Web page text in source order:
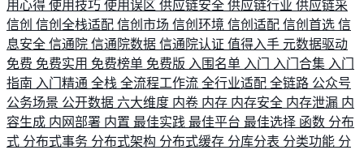
用心得 使用技巧 使用误区 供应链安全 供应链行业 供应链采
信创 信创全栈适配 信创市场 信创环境 信创适配 信创首选 信
息安全 信通院 信通院数据 信通院认证 值得入手 元数据驱动
免费 免费实用 免费榜单 免费版 入围名单 入门 入门合集 入门
指南 入门精通 全栈 全流程工作流 全行业适配 全链路 公众号
公务场景 公开数据 六大维度 内卷 内存 内存安全 内存泄漏 内
容生成 内网部署 内置 最佳实践 最佳平台 最佳选择 函数 分布
式 分布式事务 分布式架构 分布式缓存 分库分表 分类功能 分